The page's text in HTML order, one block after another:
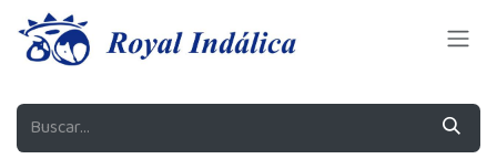
Ir al contenido